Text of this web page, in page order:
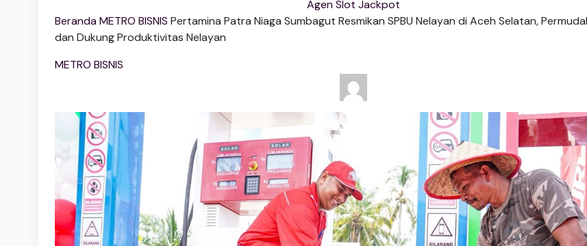
Agen Slot Jackpot
BerandaMETRO BISNIS Pertamina Patra Niaga Sumbagut Resmikan SPBU Nelayan di Aceh Selatan,
dan Dukung Produktivitas Nelayan
METRO BISNIS